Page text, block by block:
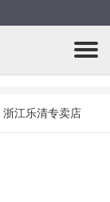
浙江乐清专卖店